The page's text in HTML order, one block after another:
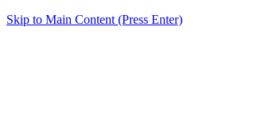
Skip to Main Content (Press Enter)